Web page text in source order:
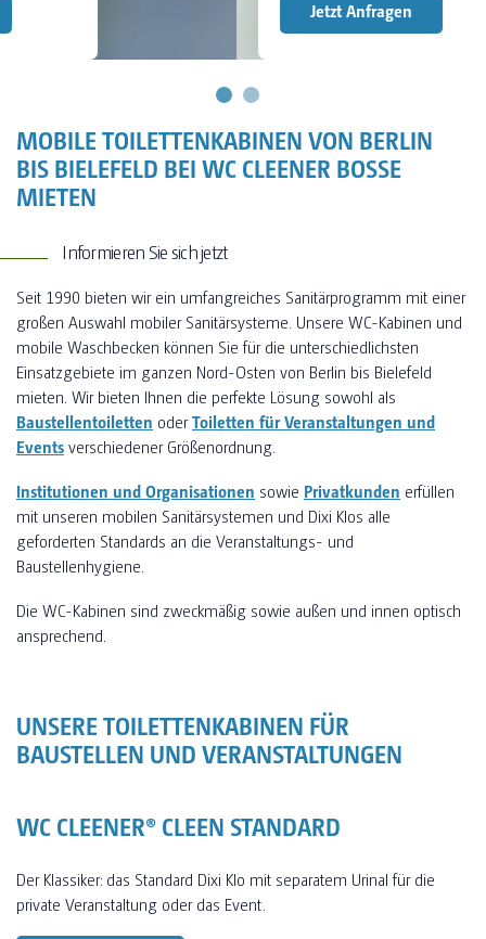
MOBILE TOILETTENKABINEN VON BERLIN
BIS BIELEFELD BEI WC CLEENER BOSSE
MIETEN
Informieren Sie sich jetzt
Seit 1990 bieten wir ein umfangreiches Sanitärprogramm mit einer
großen Auswahl mobiler Sanitärsysteme. Unsere WC-Kabinen und
mobile Waschbecken können Sie für die unterschiedlichsten
Einsatzgebiete im ganzen Nord-Osten von Berlin bis Bielefeld
mieten. Wir bieten Ihnen die perfekte Lösung sowohl als
Baustellentoiletten oderToiletten für Veranstaltungen und
Eventsverschiedener Größenordnung.
Institutionen und Organisationen sowie Privatkunden erfüllen
mit unseren mobilen Sanitärsystemen und Dixi Klos alle
geforderten Standards an die Veranstaltungs- und
Baustellenhygiene.
Die WC-Kabinen sind zweckmäßig sowie außen und innen optisch
ansprechend.
UNSERE TOILETTENKABINEN FÜR
BAUSTELLEN UND VERANSTALTUNGEN
WC CLEENER® CLEEN STANDARD
Der Klassiker: das Standard Dixi Klo mit separatem Urinal für die
private Veranstaltung oder das Event.